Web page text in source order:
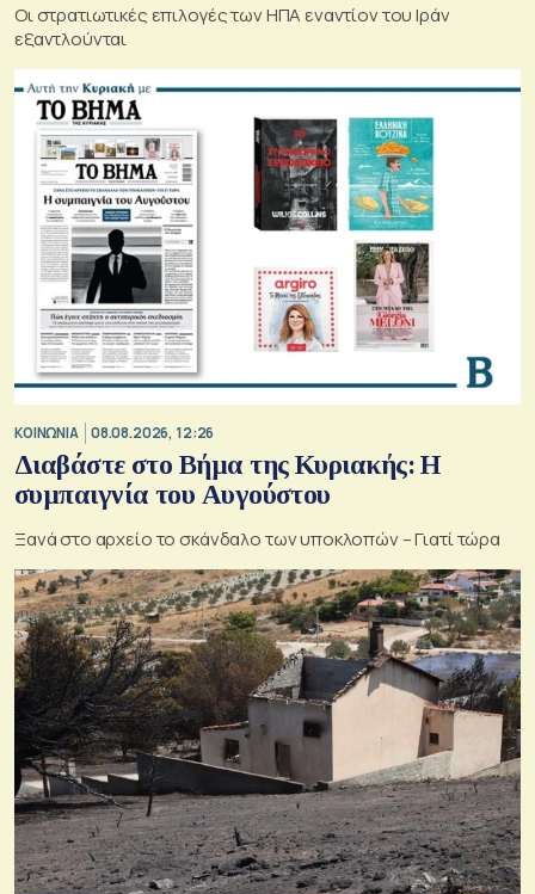
Οι στρατιωτικές επιλογές των ΗΠΑ εναντίον του Ιράν
εξαντλούνται
ΚΟΙΝΩΝΙΑ 08.08.2026, 12:26
Διαβάστε στο Βήμα της Κυριακής: Η
συμπαιγνία του Αυγούστου
Ξανά στο αρχείο το σκάνδαλο των υποκλοπών – Γιατί τώρα